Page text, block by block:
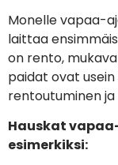
Monelle vapaa-
laittaa
on rento,
paidat ovat
rentoutuminen
Hauskat
esimerkiksi: